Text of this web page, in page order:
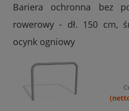
Bariera ochronna bez
rowerowy - dł. 150 cm,
ocynk ogniowy